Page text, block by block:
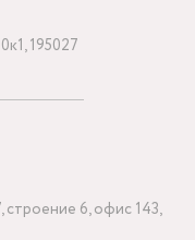
195027
строение 6, офис 143,